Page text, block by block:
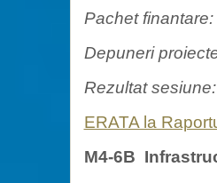
Pachet finantare:
Depuneri
Rezultat
ERATA la
M4-6B